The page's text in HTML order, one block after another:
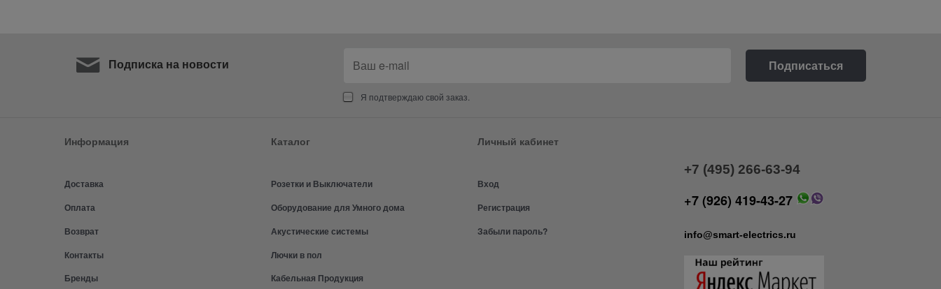
Подписка на новости
Я подтверждаю свой заказ.
Информация
Доставка
Оплата
Возврат
Контакты
Бренды
Каталог
Розетки и Выключатели
Оборудование для Умного дома
Акустические системы
Лючки в пол
Кабельная Продукция
Личный кабинет
Вход
Регистрация
Забыли пароль?
+7 (495) 266-63-94
+7 (926) 419-43-27
info@smart-electrics.ru